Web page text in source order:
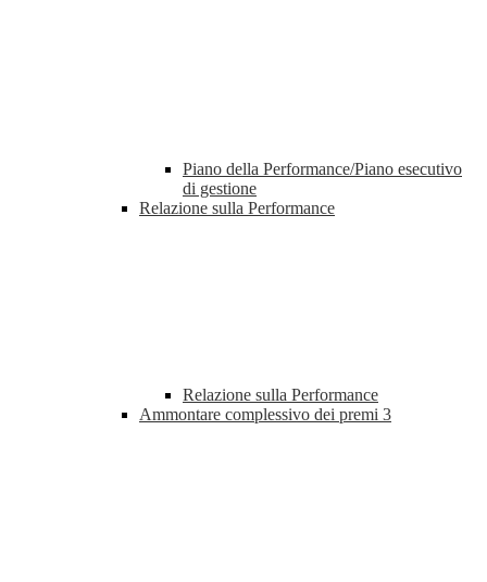
Piano della Performance/Piano esecutivo
di gestione
Relazione sulla Performance
Relazione sulla Performance
Ammontare complessivo dei premi 3